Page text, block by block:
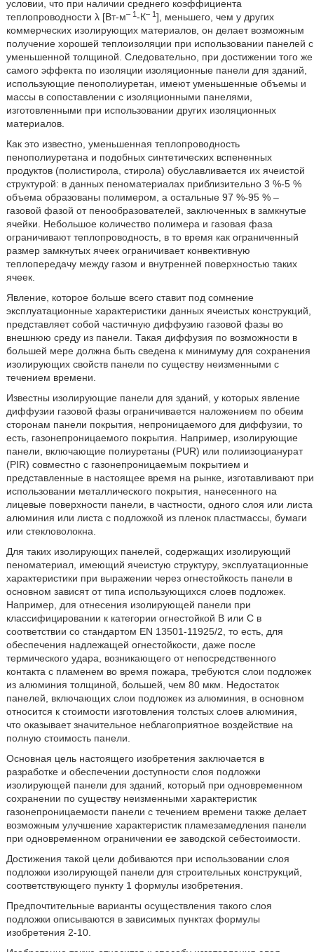
условии, что при наличии среднего коэффициента
теплопроводности λ [Вт-м– 1-К– 1], меньшего, чем у других
коммерческих изолирующих материалов, он делает возможным
получение хорошей теплоизоляции при использовании панелей с
уменьшенной толщиной. Следовательно, при достижении того же
самого эффекта по изоляции изоляционные панели для зданий,
использующие пенополиуретан, имеют уменьшенные объемы и
массы в сопоставлении с изоляционными панелями,
изготовленными при использовании других изоляционных
материалов.
Как это известно, уменьшенная теплопроводность
пенополиуретана и подобных синтетических вспененных
продуктов (полистирола, стирола) обуславливается их ячеистой
структурой: в данных пеноматериалах приблизительно 3 %-5 %
объема образованы полимером, а остальные 97 %-95 % –
газовой фазой от пенообразователей, заключенных в замкнутые
ячейки. Небольшое количество полимера и газовая фаза
ограничивают теплопроводность, в то время как ограниченный
размер замкнутых ячеек ограничивает конвективную
теплопередачу между газом и внутренней поверхностью таких
ячеек.
Явление, которое больше всего ставит под сомнение
эксплуатационные характеристики данных ячеистых конструкций,
представляет собой частичную диффузию газовой фазы во
внешнюю среду из панели. Такая диффузия по возможности в
большей мере должна быть сведена к минимуму для сохранения
изолирующих свойств панели по существу неизменными с
течением времени.
Известны изолирующие панели для зданий, у которых явление
диффузии газовой фазы ограничивается наложением по обеим
сторонам панели покрытия, непроницаемого для диффузии, то
есть, газонепроницаемого покрытия. Например, изолирующие
панели, включающие полиуретаны (PUR) или полиизоцианурат
(PIR) совместно с газонепроницаемым покрытием и
представленные в настоящее время на рынке, изготавливают при
использовании металлического покрытия, нанесенного на
лицевые поверхности панели, в частности, одного слоя или листа
алюминия или листа с подложкой из пленок пластмассы, бумаги
или стекловолокна.
Для таких изолирующих панелей, содержащих изолирующий
пеноматериал, имеющий ячеистую структуру, эксплуатационные
характеристики при выражении через огнестойкость панели в
основном зависят от типа использующихся слоев подложек.
Например, для отнесения изолирующей панели при
классифицировании к категории огнестойкой В или С в
соответствии со стандартом EN 13501-11925/2, то есть, для
обеспечения надлежащей огнестойкости, даже после
термического удара, возникающего от непосредственного
контакта с пламенем во время пожара, требуются слои подложек
из алюминия толщиной, большей, чем 80 мкм. Недостаток
панелей, включающих слои подложек из алюминия, в основном
относится к стоимости изготовления толстых слоев алюминия,
что оказывает значительное неблагоприятное воздействие на
полную стоимость панели.
Основная цель настоящего изобретения заключается в
разработке и обеспечении доступности слоя подложки
изолирующей панели для зданий, который при одновременном
сохранении по существу неизменными характеристик
газонепроницаемости панели с течением времени также делает
возможным улучшение характеристик пламезамедления панели
при одновременном ограничении ее заводской себестоимости.
Достижения такой цели добиваются при использовании слоя
подложки изолирующей панели для строительных конструкций,
соответствующего пункту 1 формулы изобретения.
Предпочтительные варианты осуществления такого слоя
подложки описываются в зависимых пунктах формулы
изобретения 2-10.